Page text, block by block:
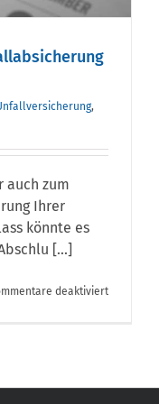
,
auch zum
Ihrer
könnte es
[...]
deaktiviertfür
nutzen